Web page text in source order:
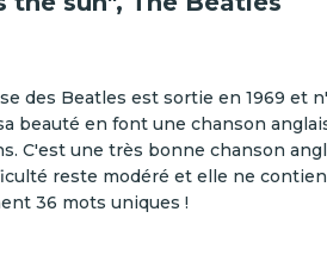
des Beatles est sortie en 1969 et
beauté en font une chanson
C'est une très bonne chanson
reste modéré et elle ne
36 mots uniques !